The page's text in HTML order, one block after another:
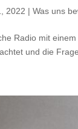
2022 |Was uns
Radio mit
und die